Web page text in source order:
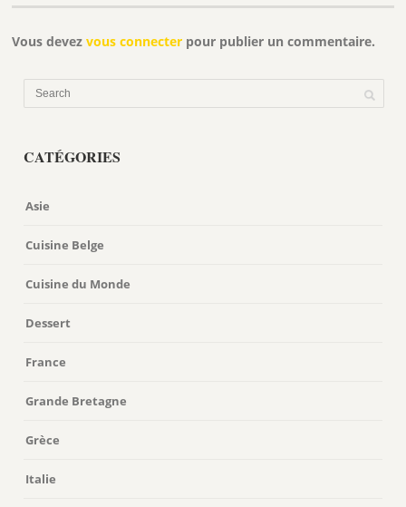
Vous devezvous connecter pour publier un commentaire.
CATÉGORIES
Asie
Cuisine Belge
Cuisine du Monde
Dessert
France
Grande Bretagne
Grèce
Italie